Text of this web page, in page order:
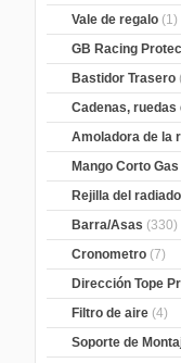
Vale de regalo (1)
GB Racing
Bastidor Trasero
Cadenas,
Amoladora de la
Mango Corto Gas
Rejilla del
Barra/Asas (330)
Cronometro (7)
Dirección Tope
Filtro de aire (4)
Soporte de